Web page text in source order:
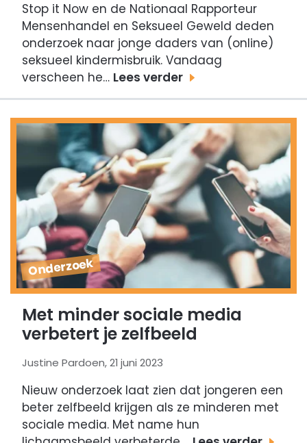
Stop it Now en de Nationaal Rapporteur
Mensenhandel en Seksueel Geweld deden
onderzoek naar jonge daders van (online)
seksueel kindermisbruik. Vandaag
verscheen he… Lees verder
Onderzoek
Met minder sociale media
verbetert je zelfbeeld
Justine Pardoen, 21 juni 2023
Nieuw onderzoek laat zien dat jongeren een
beter zelfbeeld krijgen als ze minderen met
sociale media. Met name hun